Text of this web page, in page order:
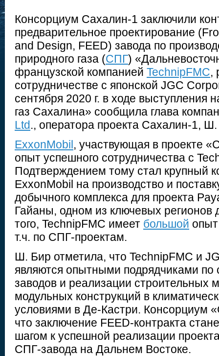
Консорциум Сахалин-1 заключили
предварительное проектирование
and Design, FEED) завода по
природного газа (СПГ)
французской компанией TechnipFMC,
сотрудничестве с японской JGC
сентября 2020 г. в ходе
газ Сахалина» сообщила глава
Ltd., оператора проекта Сахалин-1,
ExxonMobil, участвующая в проекте
опыт успешного сотрудничества с
Подтверждением тому стал крупный
ExxonMobil на производство и
добычного комплекса для проекта
Гайаны, одном из ключевых регионов
того, TechnipFMC имеет большой
т.ч. по СПГ-проектам.
Ш. Бир отметила, что TechnipFMC и
являются опытными подрядчиками по
заводов и реализации строительных
модульных конструкций в
условиями в Де-Кастри. Консорциум
что заключение FEED-контракта
шагом к успешной реализации
СПГ-завода на Дальнем Востоке.